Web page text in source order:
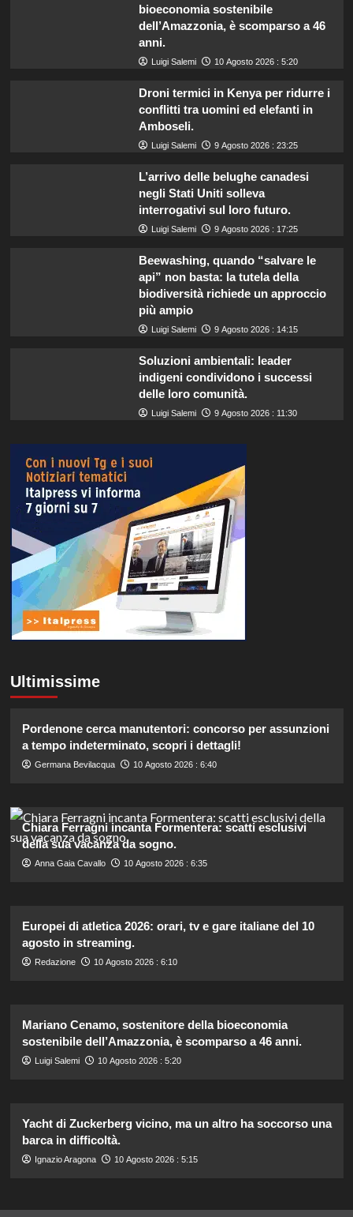
bioeconomia sostenibile
dell’Amazzonia, è scomparso a 46
anni.
Luigi Salemi 10 Agosto 2026 : 5:20
Droni termici in Kenya per ridurre i
conflitti tra uomini ed elefanti in
Amboseli.
Luigi Salemi 9 Agosto 2026 : 23:25
L’arrivo delle belughe canadesi
negli Stati Uniti solleva
interrogativi sul loro futuro.
Luigi Salemi 9 Agosto 2026 : 17:25
Beewashing, quando “salvare le
api” non basta: la tutela della
biodiversità richiede un approccio
più ampio
Luigi Salemi 9 Agosto 2026 : 14:15
Soluzioni ambientali: leader
indigeni condividono i successi
delle loro comunità.
Luigi Salemi 9 Agosto 2026 : 11:30
Ultimissime
Pordenone cerca manutentori: concorso per assunzioni
a tempo indeterminato, scopri i dettagli!
Germana Bevilacqua 10 Agosto 2026 : 6:40
Chiara Ferragni incanta Formentera: scatti esclusivi
della sua vacanza da sogno.
Anna Gaia Cavallo 10 Agosto 2026 : 6:35
Europei di atletica 2026: orari, tv e gare italiane del 10
agosto in streaming.
Redazione 10 Agosto 2026 : 6:10
Mariano Cenamo, sostenitore della bioeconomia
sostenibile dell’Amazzonia, è scomparso a 46 anni.
Luigi Salemi 10 Agosto 2026 : 5:20
Yacht di Zuckerberg vicino, ma un altro ha soccorso una
barca in difficoltà.
Ignazio Aragona 10 Agosto 2026 : 5:15